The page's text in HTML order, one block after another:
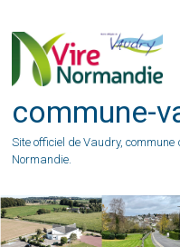
content
commune-
Site officiel de Vaudry, commune
Normandie.